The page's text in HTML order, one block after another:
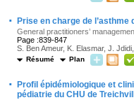
· Prise en charge de
General practitioners’
Page :839-847
S. Ben Ameur, K. Elasmar, J.
Résumé Plan
·
Profil épidémiologique et
pédiatrie du CHU de